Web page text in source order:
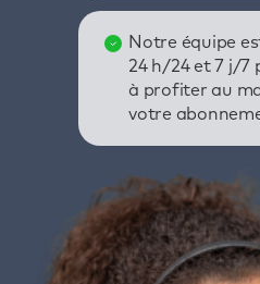
Notre équipe
24 h/24 et 7 j/7
à profiter au
votre